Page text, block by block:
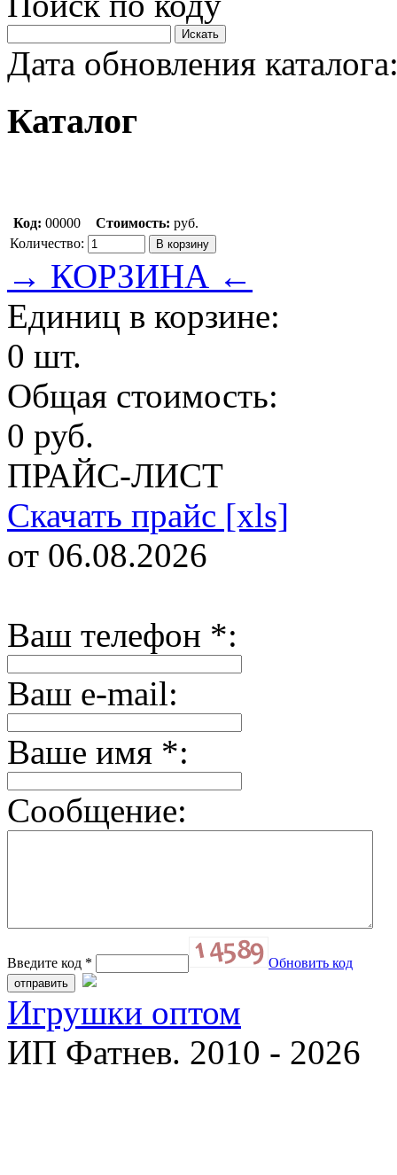
Дата обновления
Каталог
Код: 00000 Стоимость: руб.
Количество:
→ КОРЗИНА ←
Единиц в корзине:
0 шт.
Общая стоимость:
0 руб.
ПРАЙС-ЛИСТ
Скачать прайс [xls]
от 06.08.2026
Ваш телефон *:
Ваш e-mail:
Ваше имя *:
Сообщение:
Введите код * Обновить код
Игрушки оптом
ИП Фатнев. 2010 - 2026